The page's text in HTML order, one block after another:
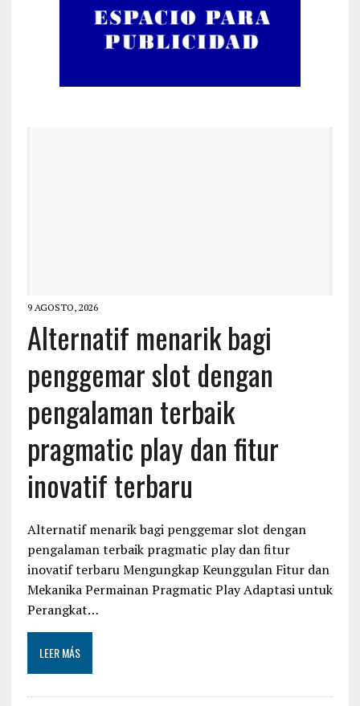
9 AGOSTO, 2026
Alternatif menarik bagi
penggemar slot dengan
pengalaman terbaik
pragmatic play dan fitur
inovatif terbaru
Alternatif menarik bagi penggemar slot dengan
pengalaman terbaik pragmatic play dan fitur
inovatif terbaru Mengungkap Keunggulan Fitur dan
Mekanika Permainan Pragmatic Play Adaptasi untuk
Perangkat…
LEER MÁS